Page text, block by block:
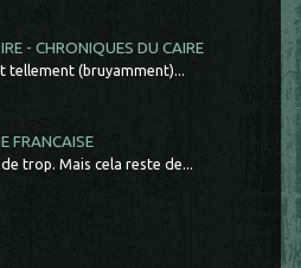
- CHRONIQUES DU CAIRE
tellement (bruyamment)...
FRANCAISE
trop. Mais cela reste de...